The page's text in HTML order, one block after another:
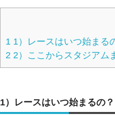
1 1）レースはいつ始まる
2 2）ここからスタジアム
1）レースはいつ始まるの？